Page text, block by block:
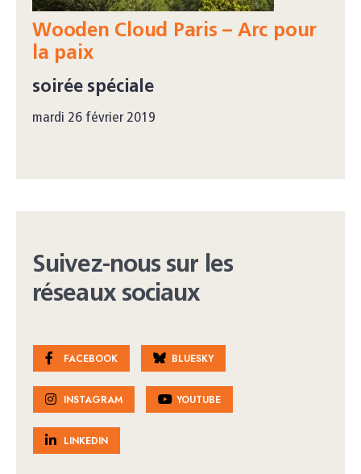
Wooden Cloud Paris – Arc pour
la paix
soirée spéciale
mardi 26 février 2019
Suivez-nous sur les
réseaux sociaux
FACEBOOK BLUESKY
INSTAGRAM YOUTUBE
LINKEDIN